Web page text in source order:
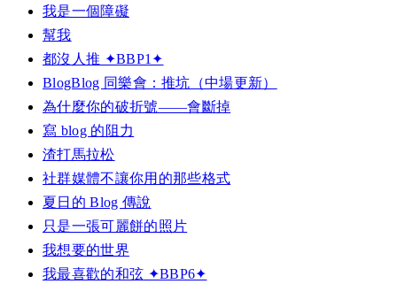
我是一個障礙
幫我
都沒人推 ✦BBP1✦
BlogBlog 同樂會：推坑（中場更新）
為什麼你的破折號——會斷掉
寫 blog 的阻力
渣打馬拉松
社群媒體不讓你用的那些格式
夏日的 Blog 傳說
只是一張可麗餅的照片
我想要的世界
我最喜歡的和弦 ✦BBP6✦